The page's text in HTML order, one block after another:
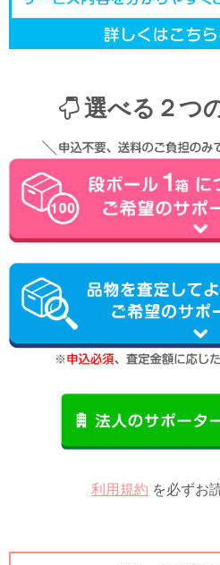
選べる２つ
利用規約 を必ずお